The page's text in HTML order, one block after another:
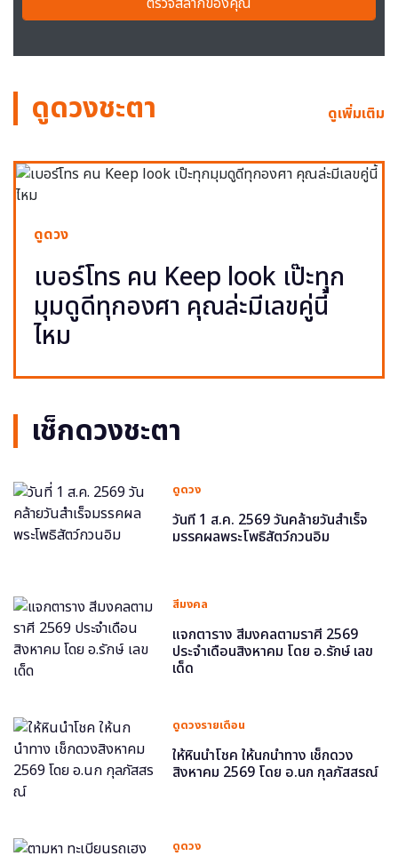
ดูดวงชะตา ดูเพิ่มเติม
ดูดวง
เบอร์โทร คน Keep look เป๊ะทุก
มุมดูดีทุกองศา คุณล่ะมีเลขคู่นี้
ไหม
เช็กดวงชะตา
ดูดวง
วันที่ 1 ส.ค. 2569 วันคล้ายวันสำเร็จ
มรรคผลพระโพธิสัตว์กวนอิม
สีมงคล
แจกตาราง สีมงคลตามราศี 2569
ประจำเดือนสิงหาคม โดย อ.รักษ์ เลข
เด็ด
ดูดวงรายเดือน
ให้หินนำโชค ให้นกนำทาง เช็กดวง
สิงหาคม 2569 โดย อ.นก กุลภัสสรณ์
ดูดวง